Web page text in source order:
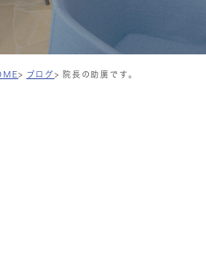
診療時間・アクセス
求人案内
ブログ 院長の助廣です。